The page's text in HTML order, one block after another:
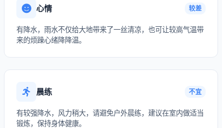
心情 较差
有降水，雨水不仅给大地带来了一丝清凉，也可让较高气温带
来的烦躁心绪降降温。
晨练 不宜
有较强降水，风力稍大，请避免户外晨练，建议在室内做适当
锻炼，保持身体健康。